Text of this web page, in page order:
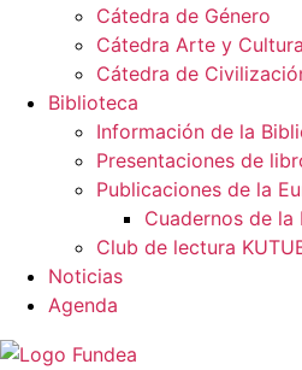
Cátedra de Género
Cátedra Arte y Cultura
Cátedra de
Biblioteca
Información de la
Presentaciones de
Publicaciones de la
Cuadernos de la
Club de lectura
Noticias
Agenda